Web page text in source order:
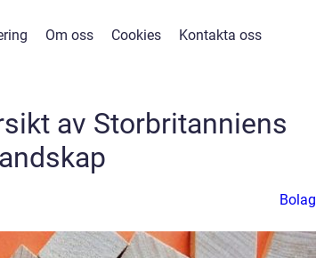
Om oss Cookies Kontakta oss
av Storbritanniens
Bolag